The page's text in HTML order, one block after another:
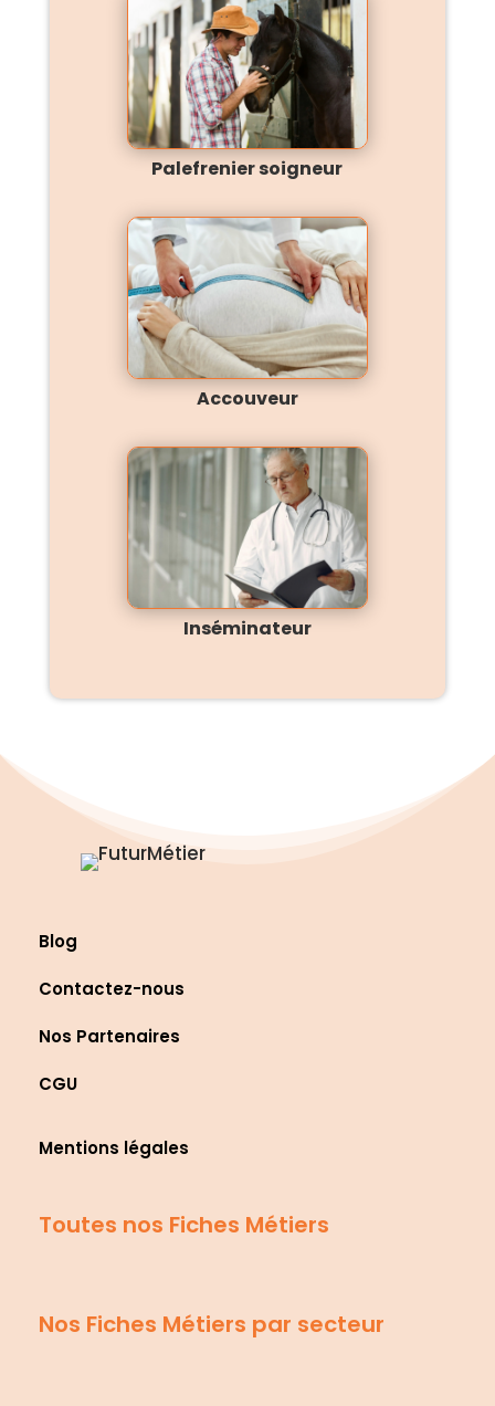
Palefrenier soigneur
Accouveur
Inséminateur
Blog
Contactez-nous
Nos Partenaires
CGU
Mentions légales
Toutes nos Fiches Métiers
Nos Fiches Métiers par secteur